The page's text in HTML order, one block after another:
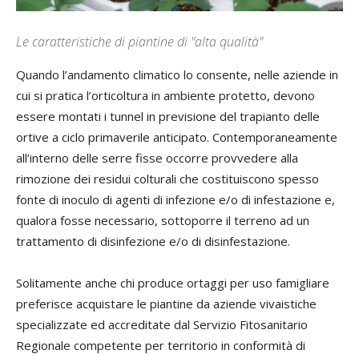
Le caratteristiche di piantine di "alta qualità"
Quando l’andamento climatico lo consente, nelle aziende in
cui si pratica l’orticoltura in ambiente protetto, devono
essere montati i tunnel in previsione del trapianto delle
ortive a ciclo primaverile anticipato. Contemporaneamente
all’interno delle serre fisse occorre provvedere alla
rimozione dei residui colturali che costituiscono spesso
fonte di inoculo di agenti di infezione e/o di infestazione e,
qualora fosse necessario, sottoporre il terreno ad un
trattamento di disinfezione e/o di disinfestazione.
Solitamente anche chi produce ortaggi per uso famigliare
preferisce acquistare le piantine da aziende vivaistiche
specializzate ed accreditate dal Servizio Fitosanitario
Regionale competente per territorio in conformità di